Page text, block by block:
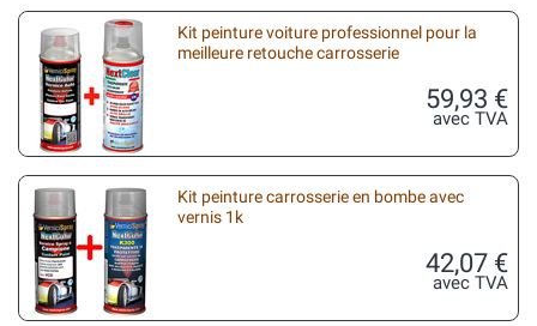
Kit peinture voiture professionnel pour la
meilleure retouche carrosserie
59,93 €
avec TVA
Kit peinture carrosserie en bombe avec
vernis 1k
42,07 €
avec TVA